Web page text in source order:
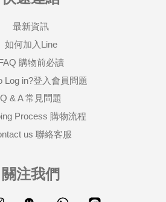
最新資訊
如何加入Line
購物前必讀
Log in?登入會員問題
Q & A 常見問題
Process 購物流程
us 聯絡客服
關注我們